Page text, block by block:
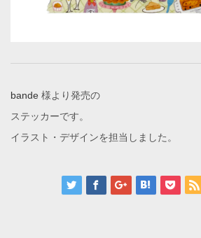
bande 様より発売の
ステッカーです。
イラスト・デザインを担当しました。